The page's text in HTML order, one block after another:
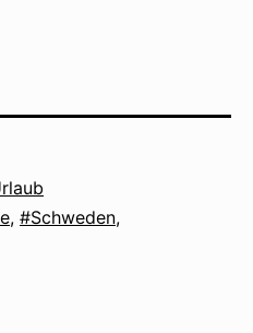
, Schweden,